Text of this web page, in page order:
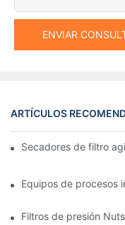
ENVIAR
ARTÍCULOS
Secadores de filtro
Equipos de procesos
Filtros de presión